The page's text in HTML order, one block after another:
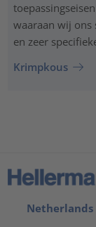
waaraan wij ons
en zeer
Krimpkous
Netherlands